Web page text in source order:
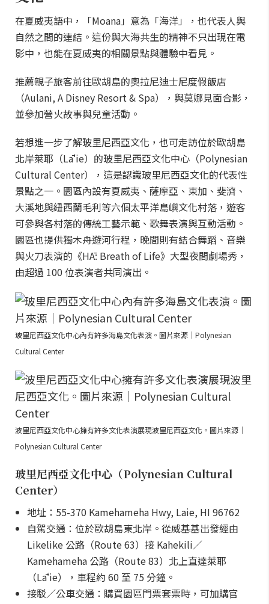
在夏威夷語中，「Moana」意為「海洋」，也代表人與
自然之間的連結。這份與大海共生的精神不只出現在電
影中，也能在夏威夷的相關景點與體驗中看見。
推薦親子旅客前往歐胡島的奧拉尼迪士尼度假飯店
（Aulani, A Disney Resort & Spa），與莫娜見面合影，
並參加營火故事與兒童活動。
若想進一步了解玻里尼西亞文化，也可走訪位於歐胡島
北岸萊耶（Lāʻie）的玻里尼西亞文化中心（Polynesian
Cultural Center），這是認識玻里尼西亞文化的代表性
景點之一。園區內設有夏威夷、薩摩亞、東加、斐濟、
大溪地與紐西蘭毛利等六個太平洋島嶼文化村落，遊客
可參與各村落的傳統工藝示範、歌舞表演與互動活動。
園區也提供獨木舟遊河行程，晚間則有結合舞蹈、音樂
與火刀表演的《HĀ: Breath of Life》大型夜間劇場秀，
由超過 100 位表演者共同演出。
玻里尼西亞文化中心內有許多海島文化表演。圖片來源｜Polynesian
Cultural Center
波里尼西亞文化中心擁有許多文化表演展現波里尼西亞文化。圖片來源｜
Polynesian Cultural Center
玻里尼西亞文化中心（Polynesian Cultural
Center）
地址：55-370 Kamehameha Hwy, Laie, HI 96762
自駕交通：位於歐胡島東北岸。從威基基出發經由
Likelike 公路（Route 63）接 Kahekili／
Kamehameha 公路（Route 83）北上直達萊耶
（Lāʻie），車程約 60 至 75 分鐘。
接駁／公車交通：購買園區門票套票時，可加購官